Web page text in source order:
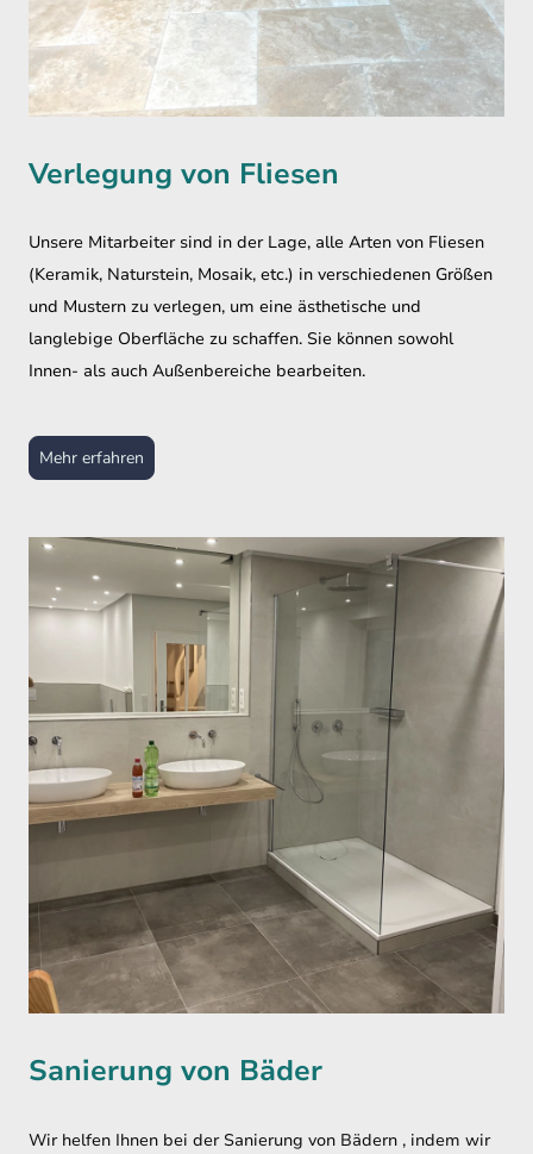
Verlegung von Fliesen
Unsere Mitarbeiter sind in der Lage, alle Arten von Fliesen
(Keramik, Naturstein, Mosaik, etc.) in verschiedenen Größen
und Mustern zu verlegen, um eine ästhetische und
langlebige Oberfläche zu schaffen. Sie können sowohl
Innen- als auch Außenbereiche bearbeiten.
Mehr erfahren
Sanierung von Bäder
Wir helfen Ihnen bei der Sanierung von Bädern , indem wir